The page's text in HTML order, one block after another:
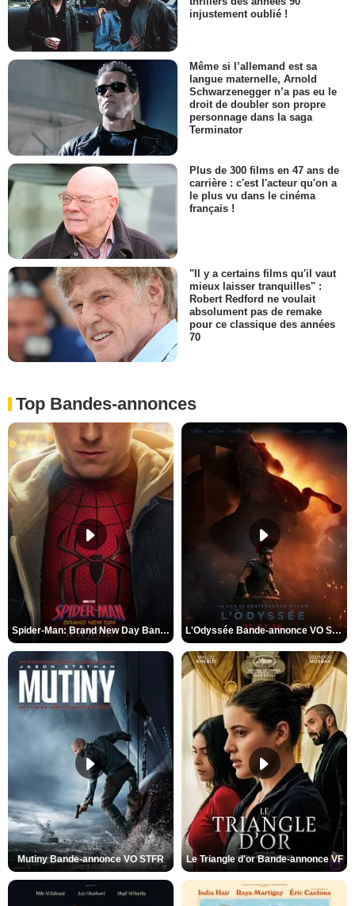
injustement oublié !
Même si l’allemand est sa
langue maternelle, Arnold
Schwarzenegger n’a pas eu le
droit de doubler son propre
personnage dans la saga
Terminator
Plus de 300 films en 47 ans de
carrière : c'est l'acteur qu'on a
le plus vu dans le cinéma
français !
"Il y a certains films qu'il vaut
mieux laisser tranquilles" :
Robert Redford ne voulait
absolument pas de remake
pour ce classique des années
70
Top Bandes-annonces
Spider-Man: Brand New Day Bande-annonce VO STFR L'Odyssée Bande-annonce VO STFR
Mutiny Bande-annonce VO STFR Le Triangle d'or Bande-annonce VF